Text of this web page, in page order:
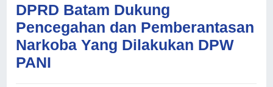
DPRD Batam Dukung
Pencegahan dan Pemberantasan
Narkoba Yang Dilakukan DPW
PANI